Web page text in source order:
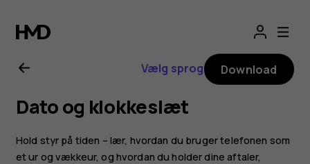
Brugervejledning
til
Nokia
8.1
Vælg sprog Download
Dato og klokkeslæt
Hold styr på tiden – lær, hvordan du bruger telefonen som
et ur og vækkeur, og hvordan du holder dine aftaler,